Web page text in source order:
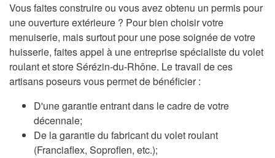
Vous faites construire ou vous avez obtenu un permis pour
une ouverture extérieure ? Pour bien choisir votre
menuiserie, mais surtout pour une pose soignée de votre
huisserie, faites appel à une entreprise spécialiste du volet
roulant et store Sérézin-du-Rhône. Le travail de ces
artisans poseurs vous permet de bénéficier :
D'une garantie entrant dans le cadre de votre
décennale;
De la garantie du fabricant du volet roulant
(Franciaflex, Soproflen, etc.);